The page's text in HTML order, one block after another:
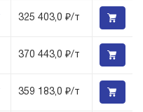
325 403,0 ₽/т
370 443,0 ₽/т
359 183,0 ₽/т